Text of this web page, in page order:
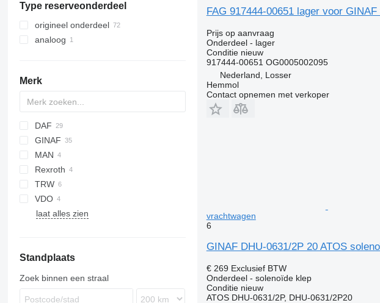
Type reserveonderdeel
origineel onderdeel
analoog
Merk
DAF
CF
XF
GINAF
M series
X series
MAN
A-series
Rexroth
TRW
VDO
laat alles zien
Standplaats
Zoek binnen een straal
FAG 917444-00651 lager voor
Prijs op aanvraag
Onderdeel - lager
Conditienieuw
917444-00651 OG0005002095
Nederland, Losser
Hemmol
Contact opnemen met verkoper
vrachtwagen
6
GINAF DHU-0631/2P 20 ATOS
€ 269 Exclusief BTW
Onderdeel - solenoïde klep
Conditienieuw
ATOS DHU-0631/2P, DHU-0631/2P20